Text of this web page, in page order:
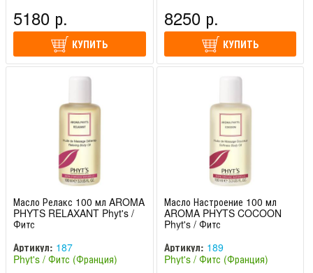
5180 р.
КУПИТЬ
8250 р.
КУПИТЬ
Масло Релакс 100 мл AROMA
PHYTS RELAXANT Phyt's /
Фитс
Артикул: 187
Phyt's / Фитс (Франция)
Масло Настроение 100 мл
AROMA PHYTS COCOON
Phyt's / Фитс
Артикул: 189
Phyt's / Фитс (Франция)